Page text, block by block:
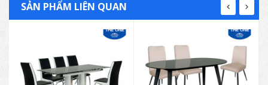
SẢN PHẨM LIÊN QUAN